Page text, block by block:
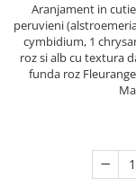
Aranjament in
peruvieni
cymbidium, 1
roz si alb cu textura
funda roz